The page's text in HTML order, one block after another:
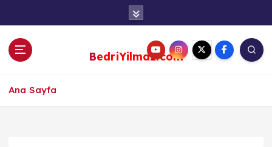
BedriYilmaz.com
Ana Sayfa